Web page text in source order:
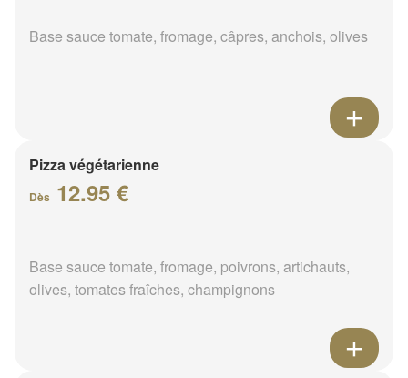
Base sauce tomate, fromage, câpres, anchois, olives
Pizza végétarienne
Dès 12.95 €
Base sauce tomate, fromage, poivrons, artichauts,
olives, tomates fraîches, champignons